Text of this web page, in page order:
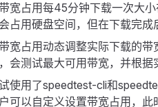
宽占用每45分钟下载一次大
占用硬盘空间，但在下载完成
宽占用动态调整实际下载的
会测试最大可用带宽，并根
使用了speedtest-cli和
可以自定义设置带宽占用，此